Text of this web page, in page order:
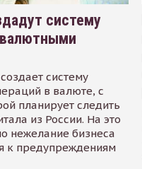
систему
систему
в валюте, с
планирует следить
из России. На это
нежелание бизнеса
к предупреждениям